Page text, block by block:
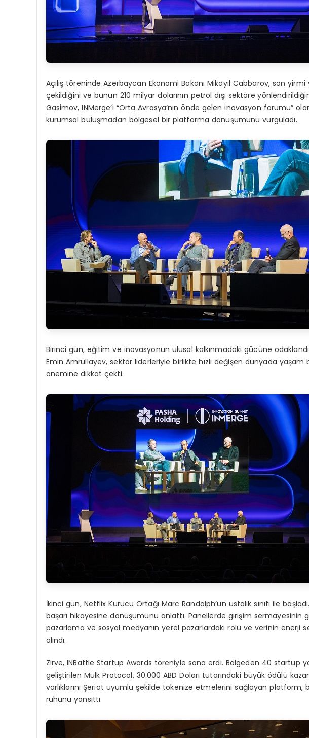
Açılış töreninde Azerbaycan Ekonomi Bakanı Mikayıl Cabbarov, son
çekildiğini ve bunun 210 milyar dolarının petrol dışı sektöre
Gasimov, INMerge’i “Orta Avrasya’nın önde gelen inovasyon forumu”
kurumsal buluşmadan bölgesel bir platforma dönüşümünü vurguladı.
Birinci gün, eğitim ve inovasyonun ulusal kalkınmadaki gücüne
Emin Amrullayev, sektör liderleriyle birlikte hızlı değişen dünyada
önemine dikkat çekti.
İkinci gün, Netflix Kurucu Ortağı Marc Randolph’un ustalık sınıfı ile
başarı hikayesine dönüşümünü anlattı. Panellerde girişim sermayesinin
pazarlama ve sosyal medyanın yerel pazarlardaki rolü ve verinin enerji
alındı.
Zirve, INBattle Startup Awards töreniyle sona erdi. Bölgeden 40 startup
geliştirilen Mulk Protocol, 30.000 ABD Doları tutarındaki büyük ödülü
varlıklarını Şeriat uyumlu şekilde tokenize etmelerini sağlayan
ruhunu yansıttı.